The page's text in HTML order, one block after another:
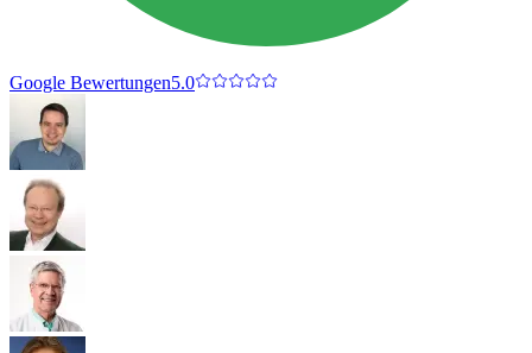
Google Bewertungen5.0